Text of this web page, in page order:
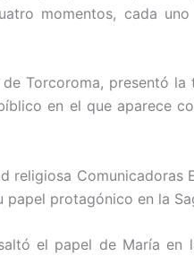
momentos, cada
Torcoroma, presentó
en el que aparece
Comunicadoras
protagónico en la
el papel de María en